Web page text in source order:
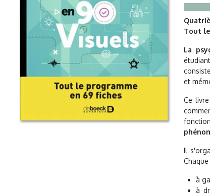
Tout
La
et
Ce
Il
à
à